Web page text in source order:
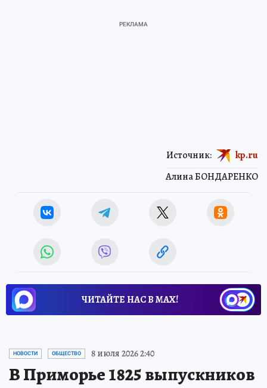
Алина БОНДАРЕНКО
Источник: kp.ru
ЧИТАЙТЕ НАС В МАХ!
НОВОСТИ ОБЩЕСТВО 8 июля 2026 2:40
В Приморье 1825 выпускников